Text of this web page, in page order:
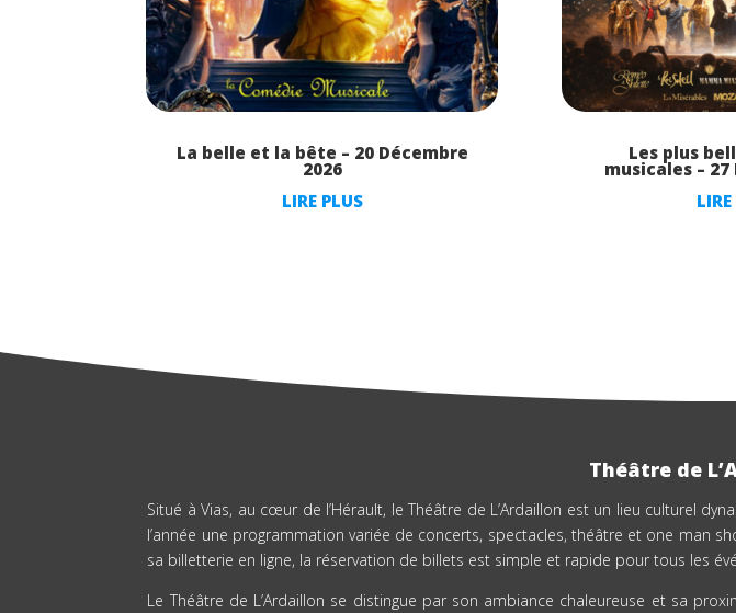
La belle et la bête – 20 Décembre
2026
LIRE PLUS
Les plus
musicales –
Théâtre de
Situé à Vias, au cœur de l’Hérault, le Théâtre de L’Ardaillon est un lieu culturel
l’année une programmation variée de concerts, spectacles, théâtre et one man
sa billetterie en ligne, la réservation de billets est simple et rapide pour tous les
Le Théâtre de L’Ardaillon se distingue par son ambiance chaleureuse et sa